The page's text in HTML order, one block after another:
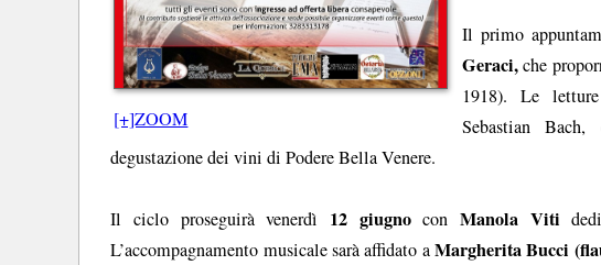
[+]ZOOM
Il primo
Geraci,che
1918). Le
Sebastian
degustazione dei vini di Podere Bella Venere.
Il ciclo proseguirà venerdì 12 giugnoconManola Viti
L’accompagnamento musicale sarà affidato aMargherita Bucci